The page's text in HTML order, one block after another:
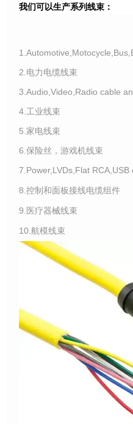
我们可以生产系列线束：
2.电力电缆线束
3.Audio,Video,Radio cable
4.工业线束
5.家电线束
6.保险丝，游戏机线束
7.Power,LVDs,Flat
8.控制和面板接线电缆组件
9.医疗器械线束
10.航模线束